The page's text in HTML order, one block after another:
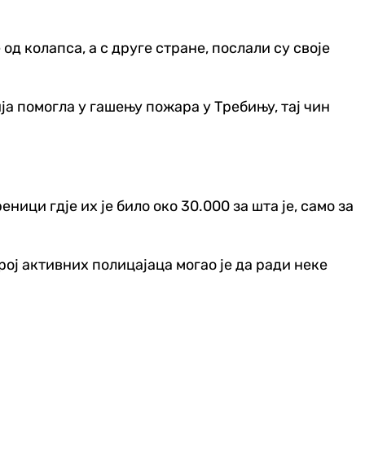
колапса, а с друге стране, послали су своје
помогла у гашењу пожара у Требињу, тај чин
гд‌је их је било око 30.000 за шта је, само за
активних полицајаца могао је да ради неке